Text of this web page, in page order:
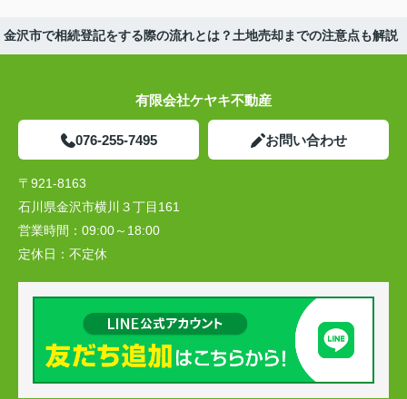
金沢市で相続登記をする際の流れとは？土地売却までの注意点も解説
有限会社ケヤキ不動産
076-255-7495 お問い合わせ
〒921-8163
石川県金沢市横川３丁目161
営業時間： 09:00～18:00
定休日： 不定休